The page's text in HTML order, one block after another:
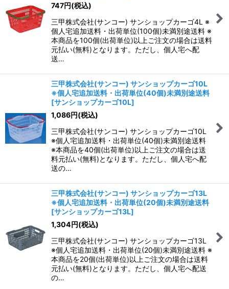
747円(税込)
三甲株式会社(サンコー) サンショップカーゴ4L ※
個人宅追加送料・出荷単位(100個)未満別途送料 ※
本商品を100個(出荷単位)以上ご注文の場合は送料
元払い(無料)となります。ただし、個人宅へ配
送…
三甲株式会社(サンコー) サンショップカーゴ10L
※個人宅追加送料・出荷単位(40個)未満別途送料
[サンショップカーゴ10L]
1,086円(税込)
三甲株式会社(サンコー) サンショップカーゴ10L
※個人宅追加送料・出荷単位(40個)未満別途送料
※本商品を40個(出荷単位)以上ご注文の場合は送
料元払い(無料)となります。ただし、個人宅へ配
送の…
三甲株式会社(サンコー) サンショップカーゴ13L
※個人宅追加送料・出荷単位(20個)未満別途送料
[サンショップカーゴ13L]
1,304円(税込)
三甲株式会社(サンコー) サンショップカーゴ13L
※個人宅追加送料・出荷単位(20個)未満別途送料 ※
本商品を20個(出荷単位)以上ご注文の場合は送料
元払い(無料)となります。ただし、個人宅へ配送
の…